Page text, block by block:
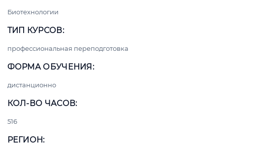
Биотехнологии
ТИП КУРСОВ:
профессиональная переподготовка
ФОРМА ОБУЧЕНИЯ:
дистанционно
КОЛ-ВО ЧАСОВ:
516
РЕГИОН: